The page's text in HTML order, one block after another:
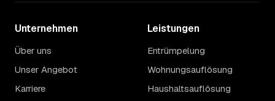
Unternehmen
Über uns
Unser Angebot
Karriere
Leistungen
Entrümpelung
Wohnungsauflösung
Haushaltsauflösung